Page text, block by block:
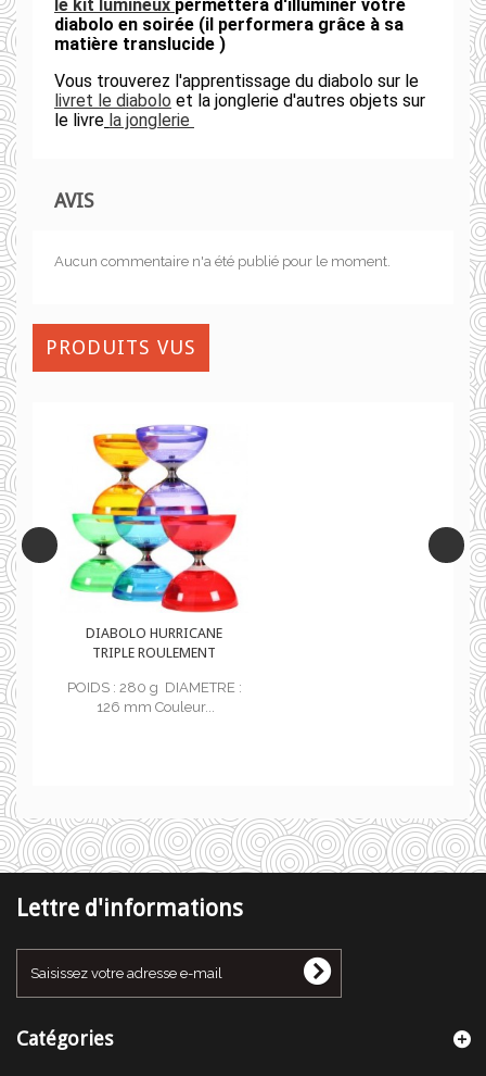
le kit lumineux permettera d'illuminer votre
diabolo en soirée (il performera grâce à sa
matière translucide )
Vous trouverez l'apprentissage du diabolo sur le
livret le diabolo et la jonglerie d'autres objets sur
le livre la jonglerie
AVIS
Aucun commentaire n'a été publié pour le moment.
PRODUITS VUS
:
DIABOLO HURRICANE
TRIPLE ROULEMENT
POIDS : 280 g DIAMETRE :
126 mm Couleur...
Lettre d'informations
Catégories